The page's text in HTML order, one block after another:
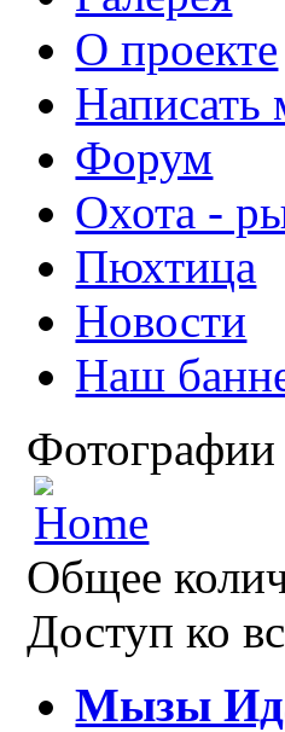
О проекте
Написать
Форум
Охота -
Пюхтица
Новости
Наш
Общее
Доступ ко
Мызы